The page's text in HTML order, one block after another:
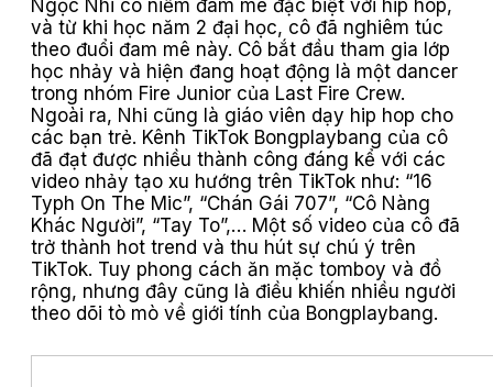
Ngọc Nhi có niềm đam mê đặc biệt với hip hop,
và từ khi học năm 2 đại học, cô đã nghiêm túc
theo đuổi đam mê này. Cô bắt đầu tham gia lớp
học nhảy và hiện đang hoạt động là một dancer
trong nhóm Fire Junior của Last Fire Crew.
Ngoài ra, Nhi cũng là giáo viên dạy hip hop cho
các bạn trẻ. Kênh TikTok Bongplaybang của cô
đã đạt được nhiều thành công đáng kể với các
video nhảy tạo xu hướng trên TikTok như: “16
Typh On The Mic”, “Chán Gái 707”, “Cô Nàng
Khác Người”, “Tay To”,… Một số video của cô đã
trở thành hot trend và thu hút sự chú ý trên
TikTok. Tuy phong cách ăn mặc tomboy và đồ
rộng, nhưng đây cũng là điều khiến nhiều người
theo dõi tò mò về giới tính của Bongplaybang.